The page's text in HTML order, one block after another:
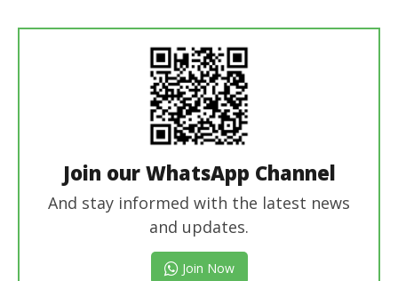
Join our WhatsApp Channel
And stay informed with the latest news
and updates.
Join Now